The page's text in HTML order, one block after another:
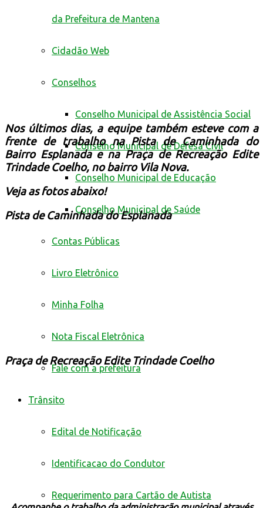
da Prefeitura de Mantena
Cidadão Web
Conselhos
Conselho Municipal de Assistência Social
Conselho Municipal de Defesa Civil
Conselho Municipal de Educação
Conselho Municipal de Saúde
Contas Públicas
Livro Eletrônico
Minha Folha
Nota Fiscal Eletrônica
Fale com a prefeitura
Trânsito
Edital de Notificação
Identificacao do Condutor
Requerimento para Cartão de Autista
Nos últimos dias, a equipe também esteve coma
frente de trabalho na Pista de Caminhada do
Bairro Esplanada e naPraça de Recreação Edite
Trindade Coelho, no bairro Vila Nova.
Veja as fotos abaixo!
Pista de Caminhada do Esplanada
Praça de Recreação Edite Trindade Coelho